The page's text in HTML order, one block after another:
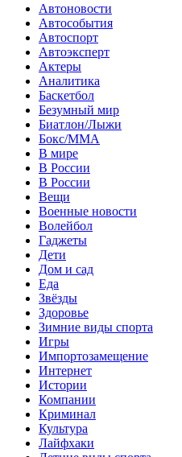
Автоновости
Автособытия
Автоспорт
Автоэксперт
Актеры
Аналитика
Баскетбол
Безумный мир
Биатлон/Лыжи
Бокс/MMA
В мире
В России
В России
Вещи
Военные новости
Волейбол
Гаджеты
Дети
Дом и сад
Еда
Звёзды
Здоровье
Зимние виды спорта
Игры
Импортозамещение
Интернет
Истории
Компании
Криминал
Культура
Лайфхаки